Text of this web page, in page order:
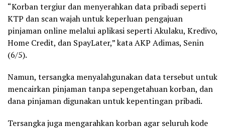
“Korban tergiur dan menyerahkan data pribadi seperti
KTP dan scan wajah untuk keperluan pengajuan
pinjaman online melalui aplikasi seperti Akulaku, Kredivo,
Home Credit, dan SpayLater,” kata AKP Adimas, Senin
(6/5).
Namun, tersangka menyalahgunakan data tersebut untuk
mencairkan pinjaman tanpa sepengetahuan korban, dan
dana pinjaman digunakan untuk kepentingan pribadi.
Tersangka juga mengarahkan korban agar seluruh kode